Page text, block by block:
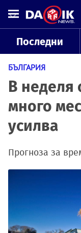
Последни
БЪЛГАРИЯ
В неделя
много
усилва
Прогноза за